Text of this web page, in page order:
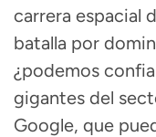
carrera espacial
batalla por
¿podemos
gigantes del
Google, que